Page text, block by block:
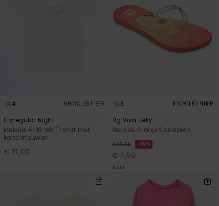
4 RECYCLED FIBER
Lilyregular Night
Meisjes 4-16 Wit T-shirt met
korte mouwen
€ 17,00
3 RECYCLED FIBER
Rg Viva Jelly
Meisjes Oranje Sandalen
€ 17,00 30%
€ 11,90
SALE